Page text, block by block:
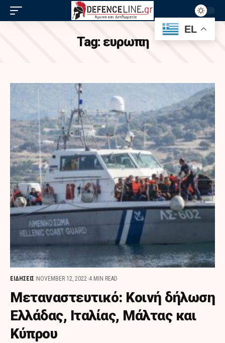
Tag: ευρωπη
ΕΙΔΗΣΕΙΣ NOVEMBER 12, 2022 4 MIN READ
Μεταναστευτικό: Κοινή δήλωση
Ελλάδας, Ιταλίας, Μάλτας και
Κύπρου
EL